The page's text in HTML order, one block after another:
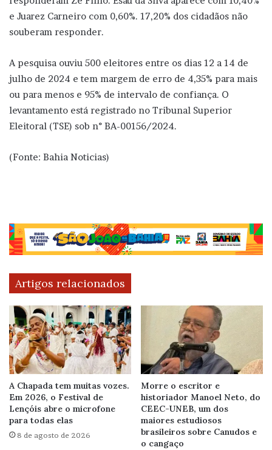
e Juarez Carneiro com 0,60%. 17,20% dos cidadãos não
souberam responder.
A pesquisa ouviu 500 eleitores entre os dias 12 a 14 de
julho de 2024 e tem margem de erro de 4,35% para mais
ou para menos e 95% de intervalo de confiança. O
levantamento está registrado no Tribunal Superior
Eleitoral (TSE) sob n° BA-00156/2024.
(Fonte: Bahia Noticias)
Artigos relacionados
A Chapada tem muitas vozes.
Em 2026, o Festival de
Lençóis abre o microfone
para todas elas
8 de agosto de 2026
Morre o escritor e
historiador Manoel Neto, do
CEEC-UNEB, um dos
maiores estudiosos
brasileiros sobre Canudos e
o cangaço